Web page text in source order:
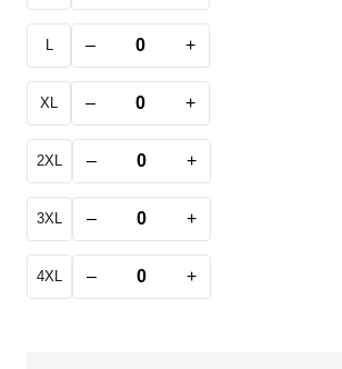
L – +
XL – +
2XL – +
3XL – +
4XL – +